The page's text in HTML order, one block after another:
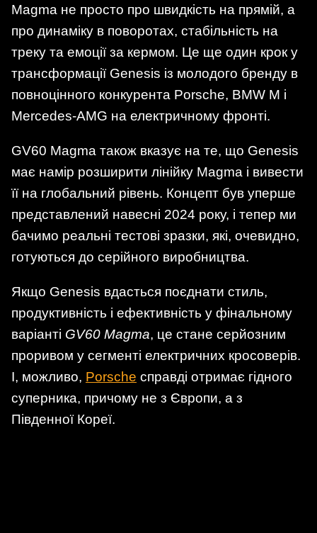
Magma не просто про швидкість на прямій, а
про динаміку в поворотах, стабільність на
треку та емоції за кермом. Це ще один крок у
трансформації Genesis із молодого бренду в
повноцінного конкурента Porsche, BMW M і
Mercedes-AMG на електричному фронті.
GV60 Magma також вказує на те, що Genesis
має намір розширити лінійку Magma і вивести
її на глобальний рівень. Концепт був уперше
представлений навесні 2024 року, і тепер ми
бачимо реальні тестові зразки, які, очевидно,
готуються до серійного виробництва.
Якщо Genesis вдасться поєднати стиль,
продуктивність і ефективність у фінальному
варіанті GV60 Magma, це стане серйозним
проривом у сегменті електричних кросоверів.
І, можливо, Porsche справді отримає гідного
суперника, причому не з Європи, а з
Південної Кореї.